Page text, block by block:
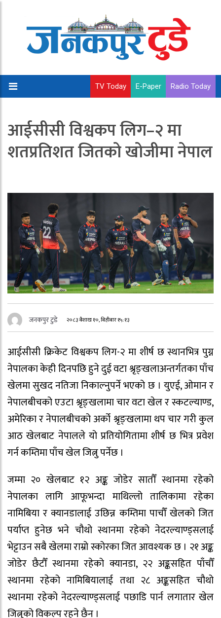
TV Today E-Paper Radio Today
आईसीसी विश्वकप लिग–२ मा
शतप्रतिशत जितको खोजीमा नेपाल
जनकपुर टुडे २०८३ बैशाख १०, बिहीबार १५:१३
आईसीसी क्रिकेट विश्वकप लिग-२ मा शीर्ष छ स्थानभित्र पुग्न
नेपालका केही दिनपछि हुने दुई वटा श्रृङ्खलाअन्तर्गतका पाँच
खेलमा सुखद नतिजा निकाल्नुपर्ने भएको छ । युएई, ओमान र
नेपालबीचको एउटा श्रृङ्खलामा चार वटा खेल र स्कटल्याण्ड,
अमेरिका र नेपालबीचको अर्को श्रृङ्खलामा थप चार गरी कुल
आठ खेलबाट नेपालले यो प्रतियोगितामा शीर्ष छ भित्र प्रवेश
गर्न कम्तिमा पाँच खेल जित्नु पर्नेछ ।
जम्मा २० खेलबाट १२ अङ्क जोडेर सातौँ स्थानमा रहेको
नेपालका लागि आफूभन्दा माथिल्लो तालिकामा रहेका
नामिबिया र क्यानडालाई उछिन्न कम्तिमा पाचौँ खेलको जित
पर्याप्त हुनेछ भने चौथो स्थानमा रहेको नेदरल्याण्ड्सलाई
भेट्टाउन सबै खेलमा राम्रो स्कोरका जित आवश्यक छ । २१ अङ्क
जोडेर छैटौँ स्थानमा रहेको क्यानडा, २२ अङ्कसहित पाँचौँ
स्थानमा रहेको नामिबियालाई तथा २८ अङ्कसहित चौथो
स्थानमा रहेको नेदरल्याण्ड्सलाई पछाडि पार्न लगातार खेल
जित्नुको विकल्प रहने छैन ।